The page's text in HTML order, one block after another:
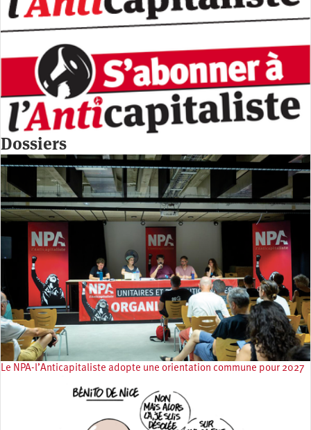
Dossiers
Le NPA-l’Anticapitaliste adopte une orientation commune pour 2027